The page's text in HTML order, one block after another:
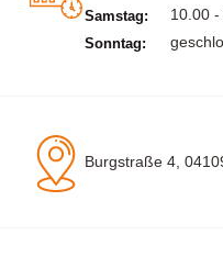
Samstag: 10.00
Sonntag:
Burgstraße 4,